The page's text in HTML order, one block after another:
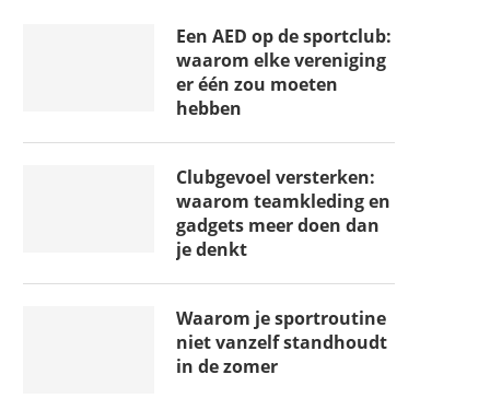
Een AED op de sportclub:
waarom elke vereniging
er één zou moeten
hebben
Clubgevoel versterken:
waarom teamkleding en
gadgets meer doen dan
je denkt
Waarom je sportroutine
niet vanzelf standhoudt
in de zomer